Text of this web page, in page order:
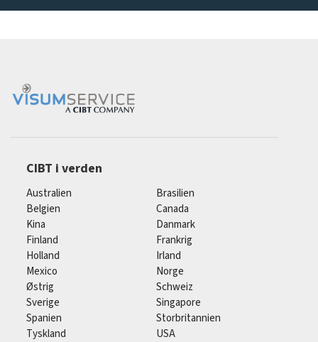
CIBT i verden
Australien
Brasilien
Belgien
Canada
Kina
Danmark
Finland
Frankrig
Holland
Irland
Mexico
Norge
Østrig
Schweiz
Sverige
Singapore
Spanien
Storbritannien
Tyskland
USA